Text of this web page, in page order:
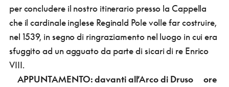
per concludere il nostro itinerario presso la Cappella
che il cardinale inglese Reginald Pole volle far costruire,
nel 1539, in segno di ringraziamento nel luogo in cui era
sfuggito ad un agguato da parte di sicari di re Enrico
VIII.
APPUNTAMENTO: davanti all’Arco di Druso ore